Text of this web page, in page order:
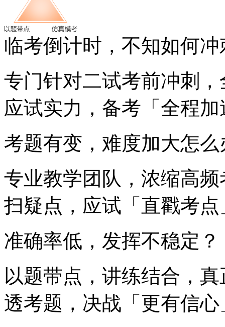
临考倒计时，不知如何冲
专门针对二试考前冲刺
应试实力，备考「全程加
考题有变，难度加大怎么
专业教学团队，浓缩高
扫疑点，应试「直戳考点
准确率低，发挥不稳定？
以题带点，讲练结合，
透考题，决战「更有信心